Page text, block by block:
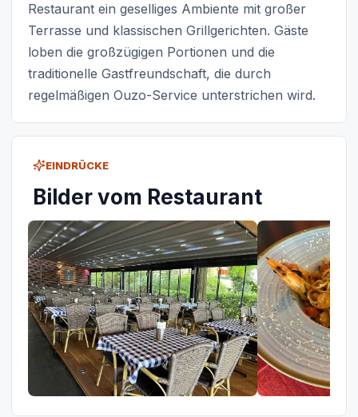
Restaurant ein geselliges Ambiente mit großer
Terrasse und klassischen Grillgerichten. Gäste
loben die großzügigen Portionen und die
traditionelle Gastfreundschaft, die durch
regelmäßigen Ouzo-Service unterstrichen wird.
EINDRÜCKE
Bilder vom Restaurant